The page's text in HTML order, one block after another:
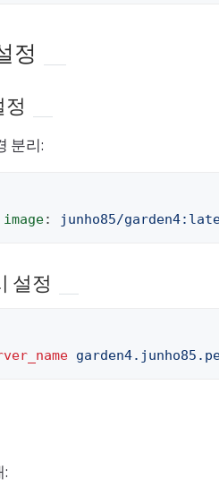
정
정
분리:
image: junho85/
설정